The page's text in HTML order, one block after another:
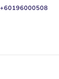
+60196000508